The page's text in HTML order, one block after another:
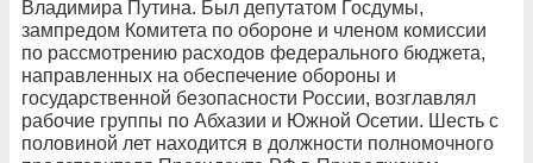
Владимира Путина. Был депутатом Госдумы,
зампредом Комитета по обороне и членом комиссии
по рассмотрению расходов федерального бюджета,
направленных на обеспечение обороны и
государственной безопасности России, возглавлял
рабочие группы по Абхазии и Южной Осетии. Шесть с
половиной лет находится в должности полномочного